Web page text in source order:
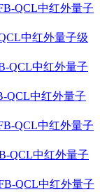
QCL中红外量子
中红外量子级
QCL中红外量子
QCL中红外量子
QCL中红外量子
QCL中红外量子
QCL中红外量子